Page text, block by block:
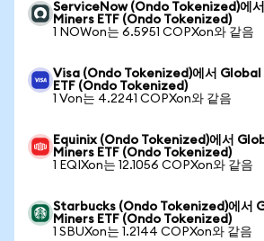
ServiceNow (Ondo Tokenized)에
Miners ETF (Ondo Tokenized)
1 NOWon는 6.5951 COPXon와 같음
Visa (Ondo Tokenized)에서
ETF (Ondo Tokenized)
1 Von는 4.2241 COPXon와 같음
Equinix (Ondo Tokenized)에서
Miners ETF (Ondo Tokenized)
1 EQIXon는 12.1056 COPXon와 같음
Starbucks (Ondo Tokenized)에서
Miners ETF (Ondo Tokenized)
1 SBUXon는 1.2144 COPXon와 같음